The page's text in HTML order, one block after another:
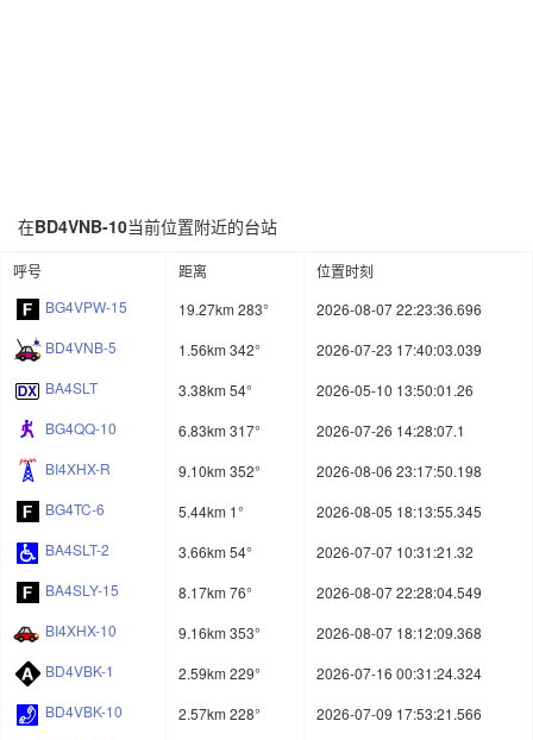
在BD4VNB-10当前位置附近的台站
呼号 距离
位置时刻
BG4VPW-15
19.27km 283°
2026-08-07 22:23:36.696
BD4VNB-5
1.56km 342°
2026-07-23 17:40:03.039
BA4SLT
3.38km 54°
2026-05-10 13:50:01.26
BG4QQ-10
6.83km 317°
2026-07-26 14:28:07.1
BI4XHX-R
9.10km 352°
2026-08-06 23:17:50.198
BG4TC-6
5.44km 1°
2026-08-05 18:13:55.345
BA4SLT-2
3.66km 54°
2026-07-07 10:31:21.32
BA4SLY-15
8.17km 76°
2026-08-07 22:28:04.549
BI4XHX-10
9.16km 353°
2026-08-07 18:12:09.368
BD4VBK-1
2.59km 229°
2026-07-16 00:31:24.324
BD4VBK-10
2.57km 228°
2026-07-09 17:53:21.566